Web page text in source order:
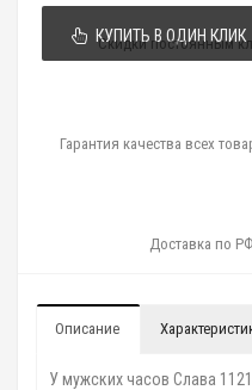
КУПИТЬ В ОДИН КЛИК
Скидки постоянным
Гарантия качества всех
Доставка по РФ
Описание
У мужских часов Слава